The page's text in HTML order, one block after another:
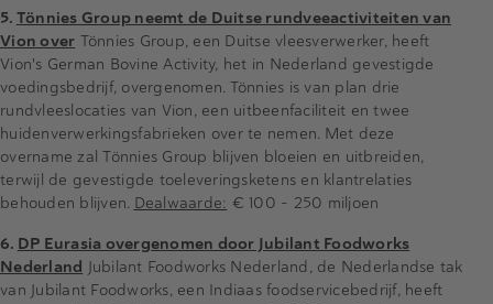
5. Tönnies Group neemt de Duitse rundveeactiviteiten van
Vion over Tönnies Group, een Duitse vleesverwerker, heeft
Vion's German Bovine Activity, het in Nederland gevestigde
voedingsbedrijf, overgenomen. Tönnies is van plan drie
rundvleeslocaties van Vion, een uitbeenfaciliteit en twee
huidenverwerkingsfabrieken over te nemen. Met deze
overname zal Tönnies Group blijven bloeien en uitbreiden,
terwijl de gevestigde toeleveringsketens en klantrelaties
behouden blijven. Dealwaarde: € 100 - 250 miljoen
6. DP Eurasia overgenomen door Jubilant Foodworks
Nederland Jubilant Foodworks Nederland, de Nederlandse tak
van Jubilant Foodworks, een Indiaas foodservicebedrijf, heeft